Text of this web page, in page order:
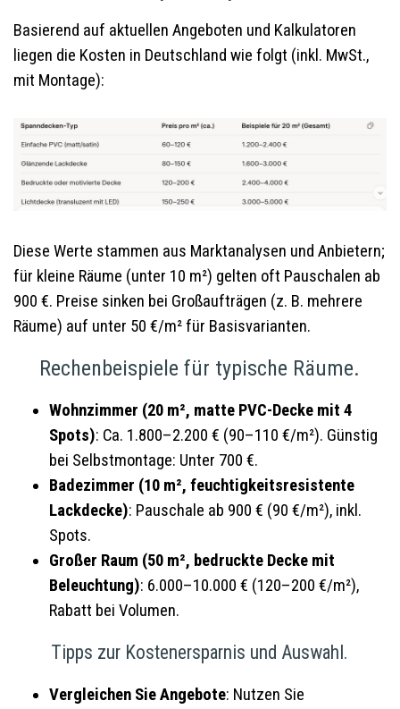
Basierend auf aktuellen Angeboten und Kalkulatoren
liegen die Kosten in Deutschland wie folgt (inkl. MwSt.,
mit Montage):
Diese Werte stammen aus Marktanalysen und Anbietern;
für kleine Räume (unter 10 m²) gelten oft Pauschalen ab
900 €. Preise sinken bei Großaufträgen (z. B. mehrere
Räume) auf unter 50 €/m² für Basisvarianten.
Rechenbeispiele für typische Räume.
Wohnzimmer (20 m², matte PVC-Decke mit 4
Spots): Ca. 1.800–2.200 € (90–110 €/m²). Günstig
bei Selbstmontage: Unter 700 €.
Badezimmer (10 m², feuchtigkeitsresistente
Lackdecke): Pauschale ab 900 € (90 €/m²), inkl.
Spots.
Großer Raum (50 m², bedruckte Decke mit
Beleuchtung): 6.000–10.000 € (120–200 €/m²),
Rabatt bei Volumen.
Tipps zur Kostenersparnis und Auswahl.
Vergleichen Sie Angebote: Nutzen Sie